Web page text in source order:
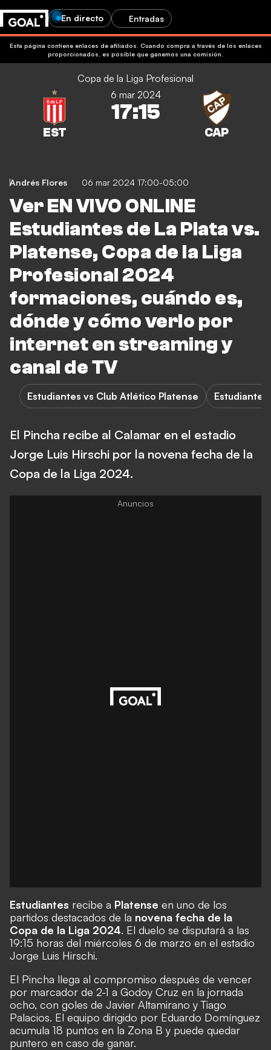
Mostrar anuncios de apuestas
Tengo 24 años o más
Tengo menos de 24 años
Age-restricted content
de inicio.
Go to homepage
En directo Entradas
Esta página contiene enlaces de afiliados. Cuando compra a través de los enlaces
proporcionados, es posible que ganemos una comisión.
Copa de la Liga Profesional
6 mar 2024
17:15
Andrés Flores 06 mar 2024 17:00-05:00
Ver EN VIVO ONLINE
Estudiantes de La Plata vs.
Platense, Copa de la Liga
Profesional 2024
formaciones, cuándo es,
dónde y cómo verlo por
internet en streaming y
canal de TV
Estudiantes vs Club Atlético Platense Estudiantes
El Pincha recibe al Calamar en el estadio
Jorge Luis Hirschi por la novena fecha de la
Copa de la Liga 2024.
Estudiantes recibe a Platense en uno de los
partidos destacados de la novena fecha de la
Copa de la Liga 2024. El duelo se disputará a las
19:15 horas del miércoles 6 de marzo en el estadio
Jorge Luis Hirschi.
El Pincha llega al compromiso después de vencer
por marcador de 2-1 a Godoy Cruz en la jornada
ocho, con goles de Javier Altamirano y Tiago
Palacios. El equipo dirigido por Eduardo Domínguez
acumula 18 puntos en la Zona B y puede quedar
puntero en caso de ganar.